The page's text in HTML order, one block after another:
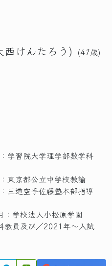
西けんたろう) (47歳)
学習院大学理学部数学科
東京都公立中学校教諭
王道空手佐藤塾本部指導
学校法人小松原学園
教員及び／2021年～入試